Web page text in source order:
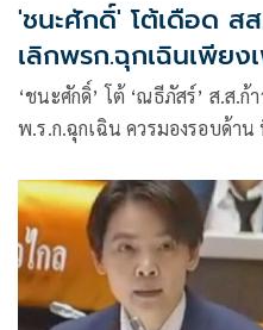
'ชนะศักดิ์' โต้เดือด สส
เลิกพรก.ฉุกเฉินเพียง
‘ชนะศักดิ์’ โต้ ‘ณธีภัสร์’ ส.ส.ก้
พ.ร.ก.ฉุกเฉิน ควรมองรอบด้าน